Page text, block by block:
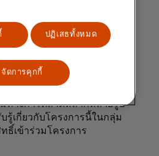
ณะที่ทำการซื้อ
ทางการตลาดหลากหลายรูป
รู้เกี่ยวกับโครงการนี้ในกลุ่ม
ธิ์เข้าร่วมโครงการ
ปฏิเสธทั้งหมด
จัดการคุกกี้